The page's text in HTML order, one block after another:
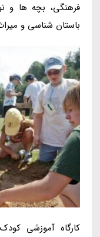
فرهنگی، بچه ها و
باستان شناسی و
کارگاه آموزشی